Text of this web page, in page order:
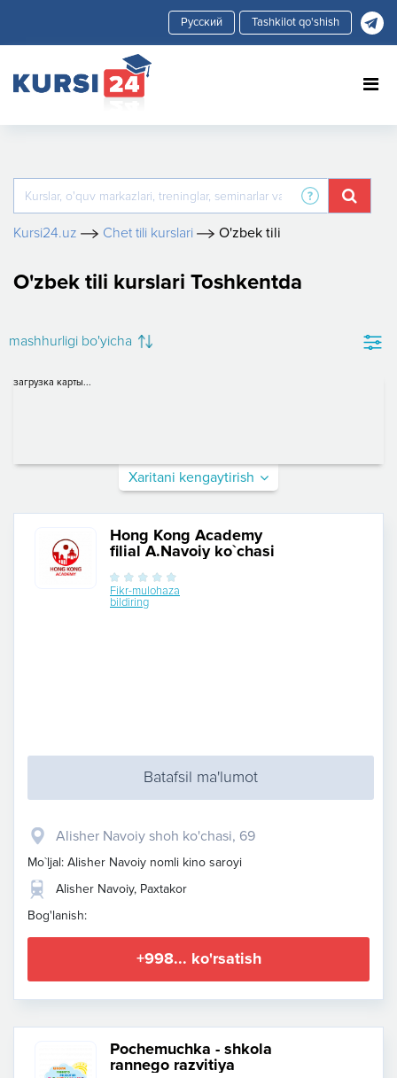
Tashkilot qo'shish
Kursi24.uz Chet tili kurslari O'zbek tili
O'zbek tili kurslari Toshkentda
mashhurligi bo'yicha
загрузка карты...
Xaritani kengaytirish
Hong Kong Academy
filial A.Navoiy ko`chasi
Fikr-mulohaza
bildiring
Batafsil ma'lumot
Alisher Navoiy shoh ko'chasi, 69
Mo`ljal: Alisher Navoiy nomli kino saroyi
Alisher Navoiy, Paxtakor
Bog'lanish:
+998... ko'rsatish
Pochemuchka - shkola
rannego razvitiya